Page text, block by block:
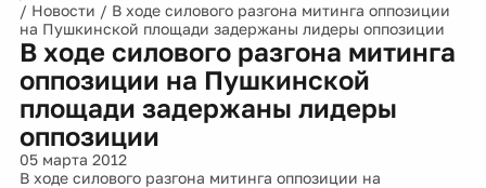
/ Новости / В ходе силового разгона митинга оппозиции
на Пушкинской площади задержаны лидеры оппозиции
В ходе силового разгона митинга
оппозиции на Пушкинской
площади задержаны лидеры
оппозиции
05 марта 2012
В ходе силового разгона митинга оппозиции на